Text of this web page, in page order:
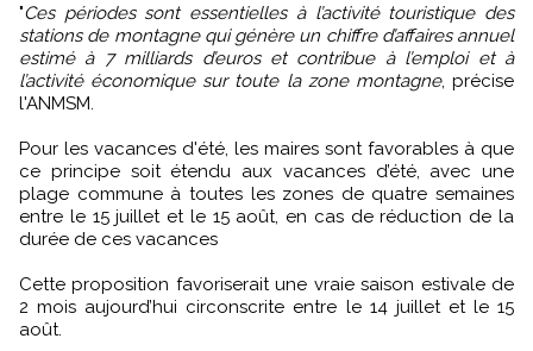
"Ces périodes sont essentielles à l’activité touristique des
stations de montagne qui génère un chiffre d’affaires annuel
estimé à 7 milliards d’euros et contribue à l’emploi et à
l’activité économique sur toute la zone montagne, précise
l'ANMSM.
Pour les vacances d'été, les maires sont favorables à que
ce principe soit étendu aux vacances d’été, avec une
plage commune à toutes les zones de quatre semaines
entre le 15 juillet et le 15 août, en cas de réduction de la
durée de ces vacances
Cette proposition favoriserait une vraie saison estivale de
2 mois aujourd’hui circonscrite entre le 14 juillet et le 15
août.